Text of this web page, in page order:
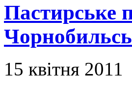
Пастирське
15 квітня 2011